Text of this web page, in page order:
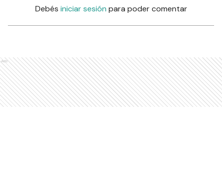
Debés iniciar sesión para poder comentar
Ads